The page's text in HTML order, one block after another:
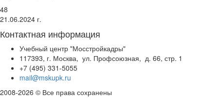
48
21.06.2024 г.
Контактная информация
Учебный центр "Мосстройкадры"
117393, г. Москва, ул. Профсоюзная, д. 66, стр. 1
+7 (495) 331-5055
mail@mskupk.ru
2008-2026 © Все права сохранены